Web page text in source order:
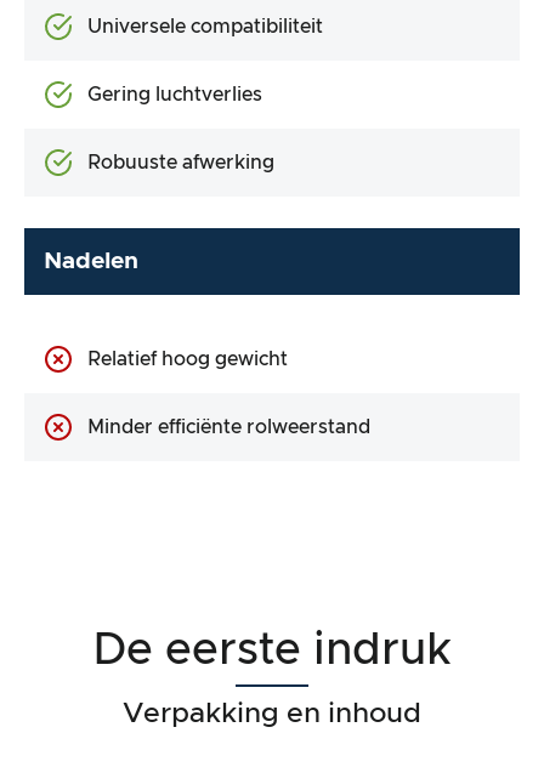
Universele compatibiliteit
Gering luchtverlies
Robuuste afwerking
Nadelen
Relatief hoog gewicht
Minder efficiënte rolweerstand
De eerste indruk
Verpakking en inhoud